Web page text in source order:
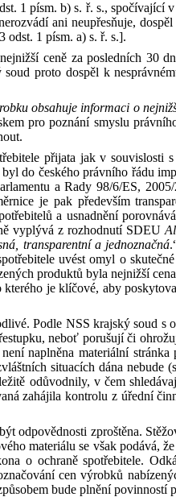
1písm. b)s. ř. s., spočívající v
ani neupřesňuje,
odst. 1 písm. a) s. ř. s.].
nejnižší ceně za posledních 30
soud proto dospěl k
obsahuje informaci o
pro poznání smyslu
přijata jak v souvislosti s
byl do českého právního řádu
a Rady 98/6/ES,
je pak především
a usnadnění
vyplývá z rozhodnutí SDEU
transparentní a jednoznačná
uvést omyl o
produktů byla nejnižší
kterého je klíčové, aby
Podle NSS krajský soud s
neboť porušují či
naplněna materiální
situacích dána nebude
odůvodnily, v čem
zahájila kontrolu z úřední
odpovědnosti zproštěna.
materiálu se však podává,
o ochraně spotřebitele.
cen výrobků
bude plnění povinností